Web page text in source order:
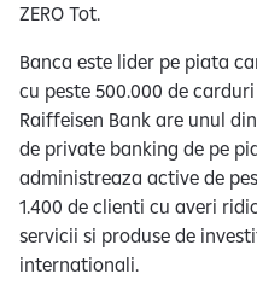
ZERO Tot.
Banca este lider pe piata
cu peste 500.000 de
Raiffeisen Bank are unul
de private banking de pe
administreaza active de
1.400 de clienti cu averi
servicii si produse de
internationali.